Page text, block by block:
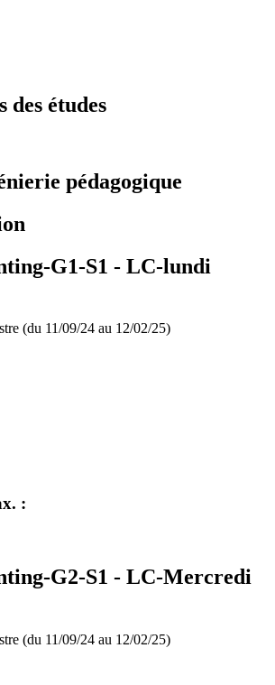
des études
pédagogique
G1-S1 - LC-lundi
(du 11/09/24 au 12/02/25)
:
G2-S1 - LC-Mercredi
(du 11/09/24 au 12/02/25)